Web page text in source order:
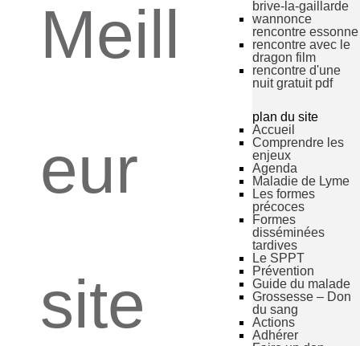
Meill
eur
site
brive-la-gaillarde
wannonce
rencontre essonne
rencontre avec le
dragon film
rencontre d'une
nuit gratuit pdf
plan du site
Accueil
Comprendre les
enjeux
Agenda
Maladie de Lyme
Les formes
précoces
Formes
disséminées
tardives
Le SPPT
Prévention
Guide du malade
Grossesse – Don
du sang
Actions
Adhérer